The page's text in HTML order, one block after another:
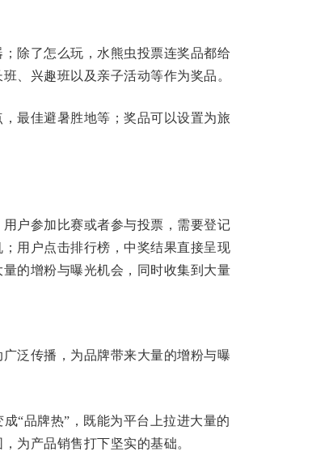
除了怎么玩，水熊虫投票连奖品都给
、兴趣班以及亲子活动等作为奖品。
最佳避暑胜地等；奖品可以设置为旅
户参加比赛或者参与投票，需要登记
用户点击排行榜，中奖结果直接呈现
的增粉与曝光机会，同时收集到大量
泛传播，为品牌带来大量的增粉与曝
成“品牌热”，既能为平台上拉进大量的
为产品销售打下坚实的基础。